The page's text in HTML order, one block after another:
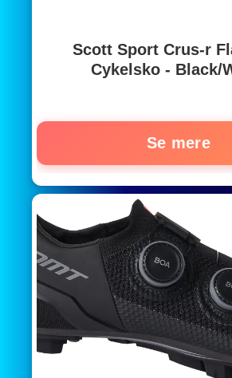
Scott Sport Crus-r
Cykelsko - Black/
Se mere